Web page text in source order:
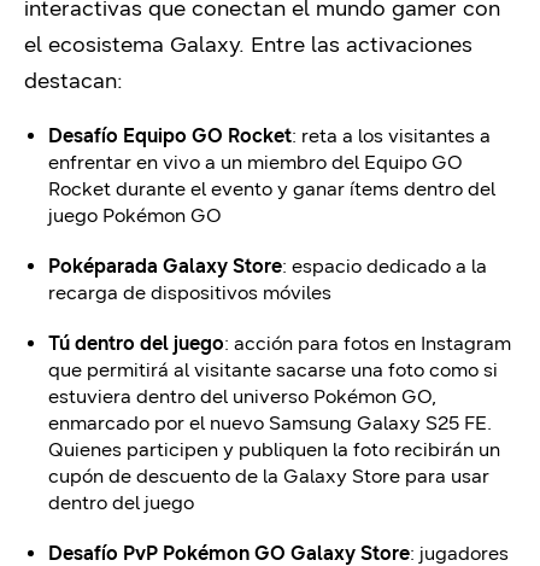
interactivas que conectan el mundo gamer con
el ecosistema Galaxy. Entre las activaciones
destacan:
Desafío Equipo GO Rocket: reta a los visitantes a
enfrentar en vivo a un miembro del Equipo GO
Rocket durante el evento y ganar ítems dentro del
juego Pokémon GO
Poképarada Galaxy Store: espacio dedicado a la
recarga de dispositivos móviles
Tú dentro del juego: acción para fotos en Instagram
que permitirá al visitante sacarse una foto como si
estuviera dentro del universo Pokémon GO,
enmarcado por el nuevo Samsung Galaxy S25 FE.
Quienes participen y publiquen la foto recibirán un
cupón de descuento de la Galaxy Store para usar
dentro del juego
Desafío PvP Pokémon GO Galaxy Store: jugadores